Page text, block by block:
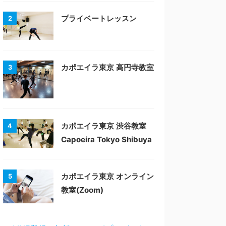
2 プライベートレッスン
3 カポエイラ東京 高円寺教室
4
カポエイラ東京 渋谷教室
Capoeira Tokyo Shibuya
5
カポエイラ東京 オンライン
教室(Zoom)